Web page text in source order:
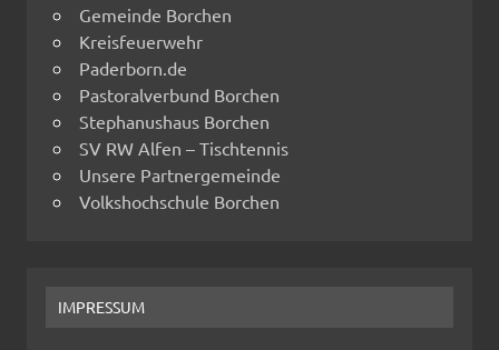
Gemeinde Borchen
Kreisfeuerwehr
Paderborn.de
Pastoralverbund Borchen
Stephanushaus Borchen
SV RW Alfen – Tischtennis
Unsere Partnergemeinde
Volkshochschule Borchen
IMPRESSUM